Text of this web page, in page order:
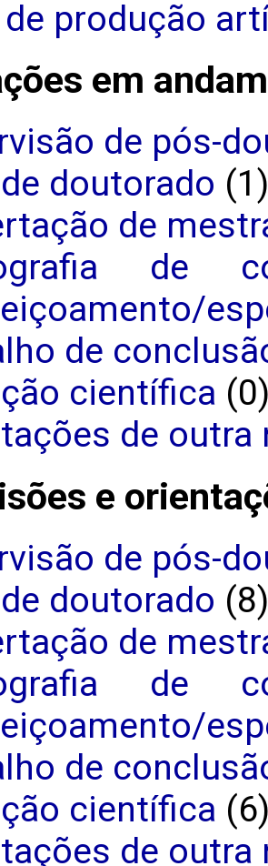
produção
em
de pós-
doutorado (1)
de
de
de
científica
de outra
e
de pós-
doutorado (8)
de
de
de
científica
de outra